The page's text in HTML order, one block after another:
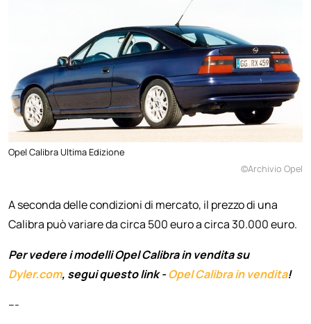
Opel Calibra Ultima Edizione
©Archivio Opel
A seconda delle condizioni di mercato, il prezzo di una
Calibra può variare da circa 500 euro a circa 30.000 euro.
Per vedere i modelli Opel Calibra in vendita su
Dyler.com, segui questo link -Opel Calibra in vendita!
---